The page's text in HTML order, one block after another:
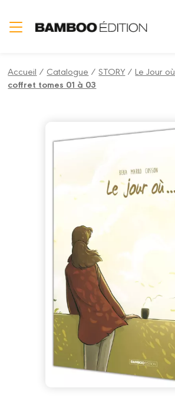
Accueil / Catalogue /STORY /Le Jour où...
coffret tomes 01 à 03